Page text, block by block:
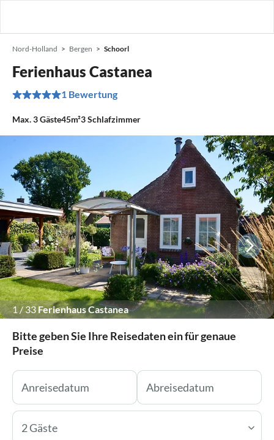
Nord-Holland Bergen Schoorl
Ferienhaus Castanea
1 Bewertung
Max.3Gäste45m²3Schlafzimmer
1/33Ferienhaus Castanea
Bitte geben Sie Ihre Reisedaten ein für genaue
Preise
2 Gäste